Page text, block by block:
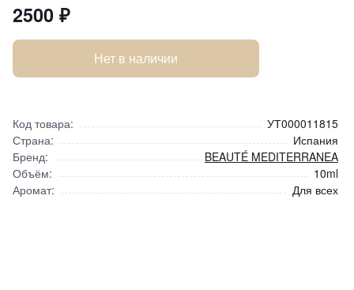
2500 ₽
Нет в наличии
Код товара:
УТ000011815
Страна:
Испания
Бренд:
BEAUTÉ MEDITERRANEA
Объём:
10ml
Аромат:
Для всех